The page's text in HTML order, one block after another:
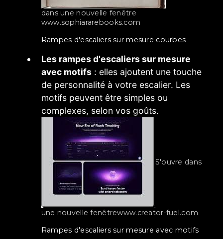
dans une nouvelle fenêtre
www.sophiararebooks.com
rampes d'escaliers sur mesure courbes
Les rampes d'escaliers sur mesure
avec motifs: elles ajoutent une touche
de personnalité à votre escalier. Les
motifs peuvent être simples ou
complexes, selon vos goûts.
S'ouvre dans
une nouvelle fenêtrewww.creator-fuel.com
rampes d'escaliers sur mesure avec motifs